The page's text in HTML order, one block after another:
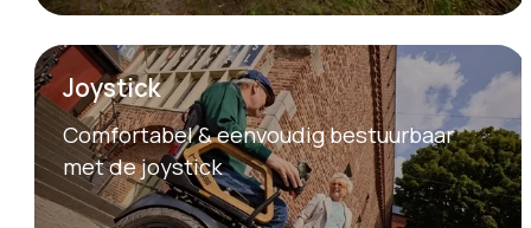
Joystick
Comfortabel & eenvoudig bestuurbaar
met de joystick